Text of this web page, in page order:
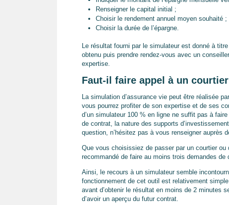
Renseigner le capital initial ;
Choisir le rendement annuel moyen souhaité ;
Choisir la durée de l’épargne.
Le résultat fourni par le simulateur est donné à
obtenu puis prendre rendez-vous avec un
expertise.
Faut-il faire appel à un
La simulation d’assurance vie peut être réalisée
vous pourrez profiter de son expertise et de ses
d’un simulateur 100 % en ligne ne suffit pas à
de contrat, la nature des supports
question, n’hésitez pas à vous renseigner auprès
Que vous choisissiez de passer par un courtier
recommandé de faire au moins trois demandes de
Ainsi, le recours à un simulateur semble
fonctionnement de cet outil est relativement
avant d’obtenir le résultat en moins de 2 minutes
d’avoir un aperçu du futur contrat.